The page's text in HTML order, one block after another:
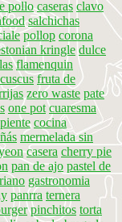
pollo caseras clavo
salchichas
pollop corona
kringle dulce
flamenquin
cuscus fruta de
zero waste pate
one pot cuaresma
cocina
mermelada sin
casera cherry pie
pan de ajo pastel de
gastronomia
panrra ternera
pinchitos torta